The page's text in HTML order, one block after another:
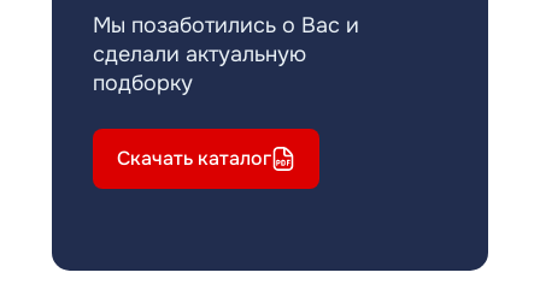
Мы позаботились о Вас и
сделали актуальную
подборку
Скачать каталог